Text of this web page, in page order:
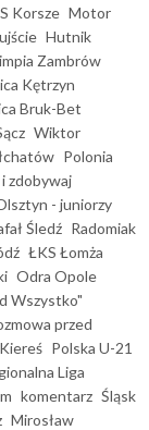
Korsze Motor
Hutnik
Zambrów
Kętrzyn
Bruk-Bet
Wiktor
Polonia
zdobywaj
- juniorzy
Śledź Radomiak
ŁKS Łomża
Odra Opole
Wszystko"
przed
Polska U-21
Liga
komentarz Śląsk
Mirosław